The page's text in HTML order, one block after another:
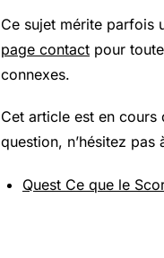
Ce sujet mérite parfois
page contact pour
connexes.
Cet article est en cours
question, n’hésitez pas
Quest Ce que le